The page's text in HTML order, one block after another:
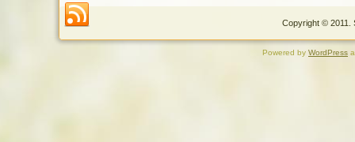
Copyright © 2011.
Powered by WordPress